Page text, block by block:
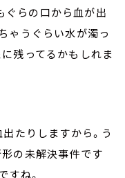
ぐらの口から血が出
ゃうぐらい水が濁っ
残ってるかもしれま
出たりしますから。う
の未解決事件です
すね。